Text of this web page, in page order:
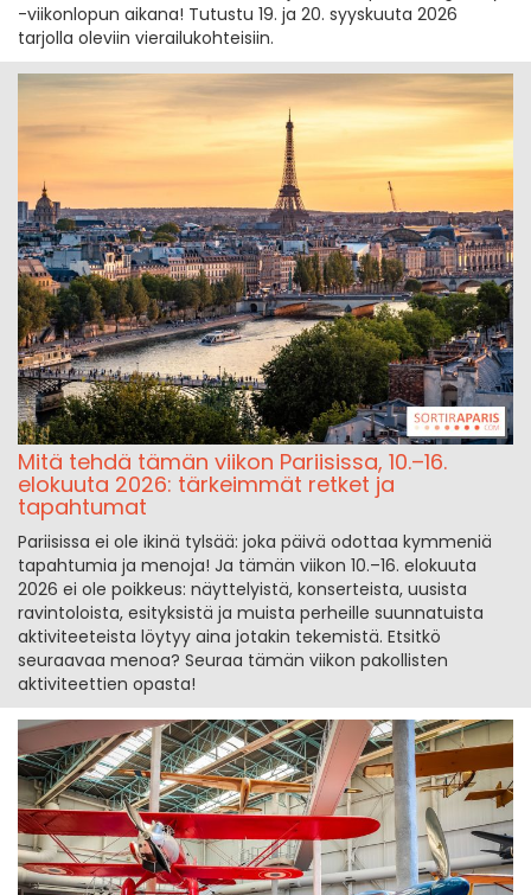
-viikonlopun aikana! Tutustu 19. ja 20. syyskuuta 2026
tarjolla oleviin vierailukohteisiin.
Mitä tehdä tämän viikon Pariisissa, 10.–16.
elokuuta 2026: tärkeimmät retket ja
tapahtumat
Pariisissa ei ole ikinä tylsää: joka päivä odottaa kymmeniä
tapahtumia ja menoja! Ja tämän viikon 10.–16. elokuuta
2026 ei ole poikkeus: näyttelyistä, konserteista, uusista
ravintoloista, esityksistä ja muista perheille suunnatuista
aktiviteeteista löytyy aina jotakin tekemistä. Etsitkö
seuraavaa menoa? Seuraa tämän viikon pakollisten
aktiviteettien opasta!